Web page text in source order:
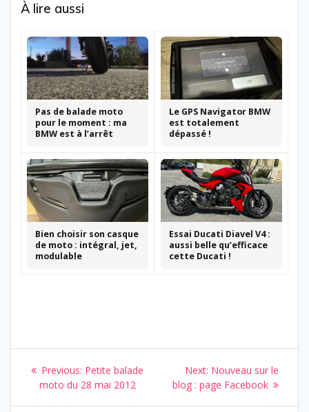
À lire aussi
Pas de balade moto
pour le moment : ma
BMW est à l’arrêt
Le GPS Navigator BMW
est totalement
dépassé !
Bien choisir son casque
de moto : intégral, jet,
modulable
Essai Ducati Diavel V4 :
aussi belle qu’efficace
cette Ducati !
Navigation
Previous: Previous
post:
Petite balade
moto du 28 mai 2012
Next: Next
post:
Nouveau sur le
blog : page Facebook